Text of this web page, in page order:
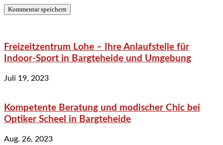
Freizeitzentrum Lohe – Ihre Anlaufstelle für
Indoor-Sport in Bargteheide und Umgebung
Juli 19, 2023
Kompetente Beratung und modischer Chic bei
Optiker Scheel in Bargteheide
Aug. 26, 2023